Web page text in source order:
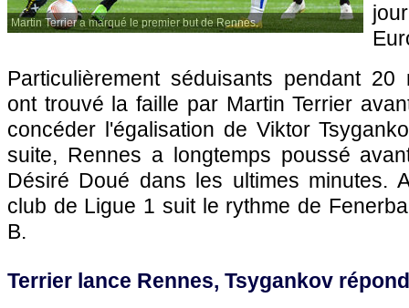
Martin Terrier a marqué le premier but de Rennes.
Particulièrement séduisants pendant 20
ont trouvé la faille par Martin Terrier
concéder l'égalisation de Viktor
suite, Rennes a longtemps poussé
Désiré Doué dans les ultimes minutes.
club de Ligue 1 suit le rythme de
B.
Terrier lance Rennes, Tsygankov répond